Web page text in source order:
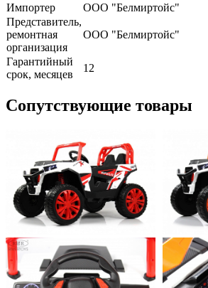
Импортер
ООО "Белмиртойс"
Представитель,
ремонтная
организация
ООО "Белмиртойс"
Гарантийный
срок, месяцев
12
Сопутствующие товары